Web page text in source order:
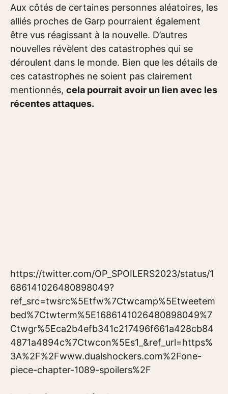
Aux côtés de certaines personnes aléatoires, les
alliés proches de Garp pourraient également
être vus réagissant à la nouvelle. D’autres
nouvelles révèlent des catastrophes qui se
déroulent dans le monde. Bien que les détails de
ces catastrophes ne soient pas clairement
mentionnés, cela pourrait avoir un lien avec les
récentes attaques.
https://twitter.com/OP_SPOILERS2023/status/1
686141026480898049?
ref_src=twsrc%5Etfw%7Ctwcamp%5Etweetem
bed%7Ctwterm%5E1686141026480898049%7
Ctwgr%5Eca2b4efb341c217496f661a428cb84
4871a4894c%7Ctwcon%5Es1_&ref_url=https%
3A%2F%2Fwww.dualshockers.com%2Fone-
piece-chapter-1089-spoilers%2F